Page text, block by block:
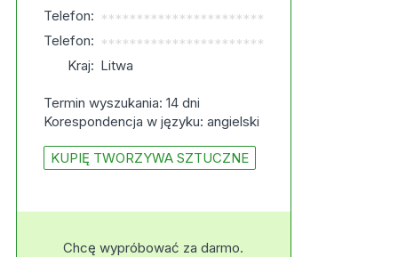
Telefon: ***********************
Telefon: ***********************
Kraj: Litwa
Termin wyszukania: 14 dni
Korespondencja w języku: angielski
KUPIĘ TWORZYWA SZTUCZNE
Chcę wypróbować za darmo.